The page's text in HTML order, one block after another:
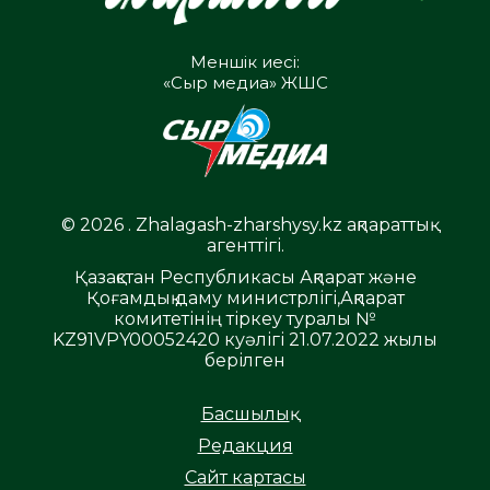
Меншік иесі:
«Сыр медиа» ЖШС
© 2026 . Zhalagash-zharshysy.kz ақпараттық
агенттігі.
Қазақстан Республикасы Ақпарат және
Қоғамдық даму министрлігі,Ақпарат
комитетінің тіркеу туралы №
KZ91VPY00052420 куәлігі 21.07.2022 жылы
берілген
Басшылық
Редакция
Сайт картасы